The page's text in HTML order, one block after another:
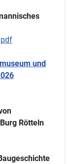
und
Rötteln